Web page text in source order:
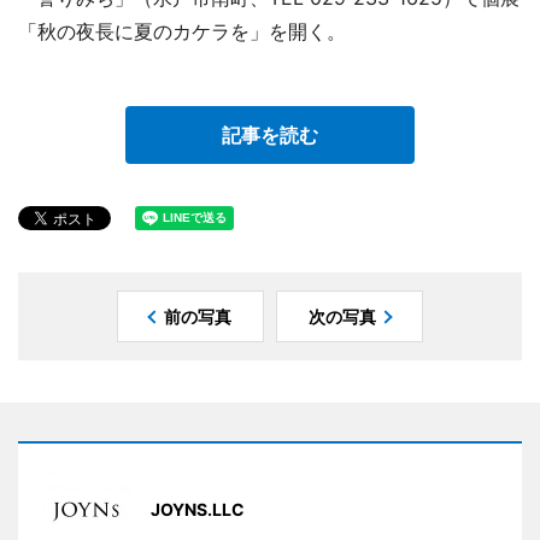
「秋の夜長に夏のカケラを」を開く。
記事を読む
前の写真 次の写真
JOYNS.LLC